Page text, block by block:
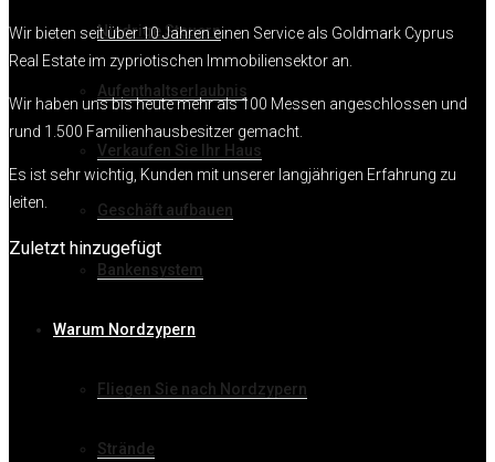
Niedrige Steuern
Aufenthaltserlaubnis
Verkaufen Sie Ihr Haus
Geschäft aufbauen
Bankensystem
Warum Nordzypern
Fliegen Sie nach Nordzypern
Strände
Wir bieten seit über 10 Jahren einen Service als Goldmark Cyprus
Real Estate im zypriotischen Immobiliensektor an.
Wir haben uns bis heute mehr als 100 Messen angeschlossen und
rund 1.500 Familienhausbesitzer gemacht.
Es ist sehr wichtig, Kunden mit unserer langjährigen Erfahrung zu
leiten.
Zuletzt hinzugefügt